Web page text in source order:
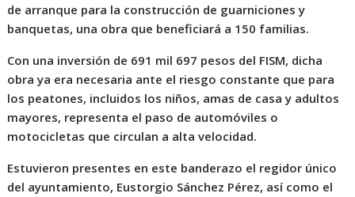
de arranque para la construcción de guarniciones y
banquetas, una obra que beneficiará a 150 familias.
Con una inversión de 691 mil 697 pesos del FISM, dicha
obra ya era necesaria ante el riesgo constante que para
los peatones, incluidos los niños, amas de casa y adultos
mayores, representa el paso de automóviles o
motocicletas que circulan a alta velocidad.
Estuvieron presentes en este banderazo el regidor único
del ayuntamiento, Eustorgio Sánchez Pérez, así como el